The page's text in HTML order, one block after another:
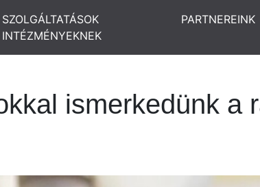
SZOLGÁLTATÁSOK
INTÉZMÉNYEKNEK
PARTNEREINK
ismerkedünk a